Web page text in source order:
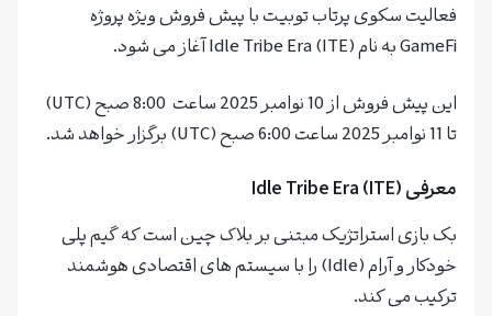
فعالیت سکوی پرتاب توبیت با پیش‌ فروش ویژه پروژه
GameFi به نام Idle Tribe Era (ITE) آغاز می‌ شود.
این پیش‌ فروش از 10 نوامبر 2025 ساعت 8:00 صبح (UTC)
تا 11 نوامبر 2025 ساعت 6:00 صبح (UTC) برگزار خواهد شد.
معرفی Idle Tribe Era (ITE)
بک بازی استراتژیک مبتنی بر بلاک‌ چین است که گیم‌ پلی
خودکار و آرام (Idle) را با سیستم‌ های اقتصادی هوشمند
ترکیب می‌ کند.